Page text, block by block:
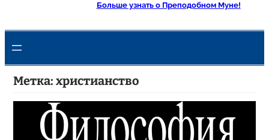
Больше узнать о Преподобном Муне!
Метка: христианство